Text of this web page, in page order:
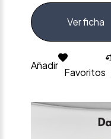
Ver ficha
Añadir
Favoritos